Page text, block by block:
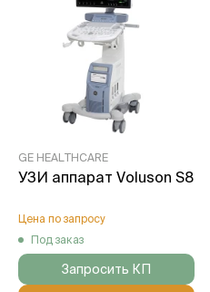
GE HEALTHCARE
УЗИ аппарат Voluson S8
Цена по запросу
Под заказ
Запросить КП